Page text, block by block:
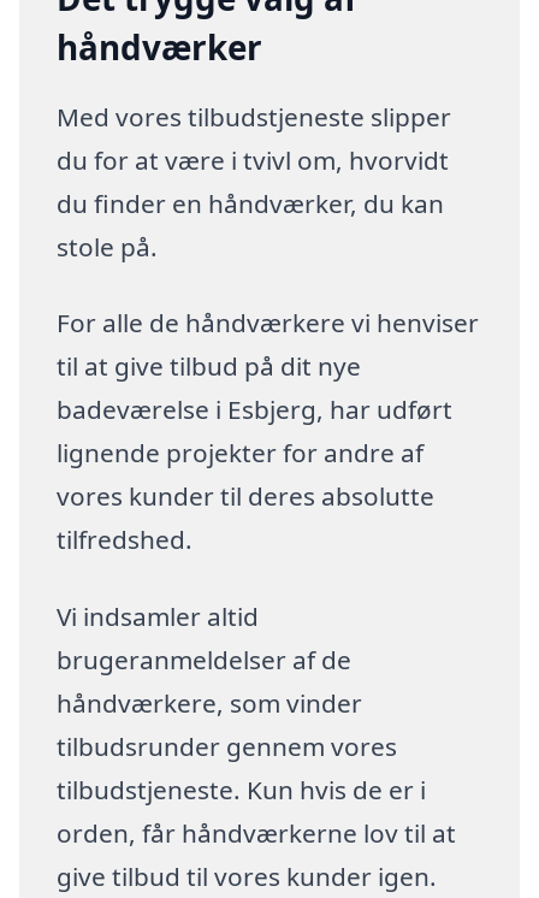
håndværker
Med vores tilbudstjeneste slipper
du for at være i tvivl om, hvorvidt
du finder en håndværker, du kan
stole på.
For alle de håndværkere vi henviser
til at give tilbud på dit nye
badeværelse i Esbjerg, har udført
lignende projekter for andre af
vores kunder til deres absolutte
tilfredshed.
Vi indsamler altid
brugeranmeldelser af de
håndværkere, som vinder
tilbudsrunder gennem vores
tilbudstjeneste. Kun hvis de er i
orden, får håndværkerne lov til at
give tilbud til vores kunder igen.